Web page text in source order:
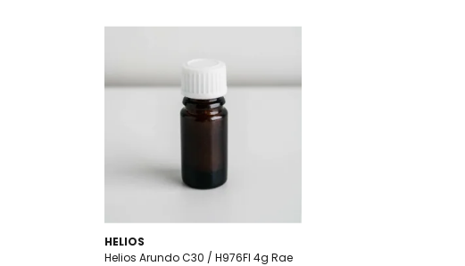
HELIOS
Helios Arundo C30 / H976FI 4g Rae